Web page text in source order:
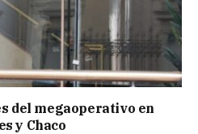
del megaoperativo en
y Chaco